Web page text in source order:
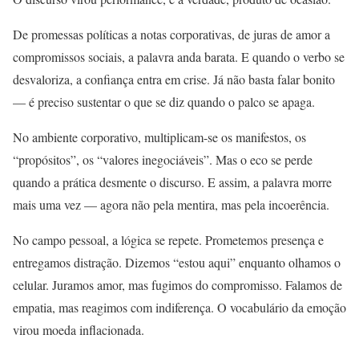
De promessas políticas a notas corporativas, de juras de amor a
compromissos sociais, a palavra anda barata. E quando o verbo se
desvaloriza, a confiança entra em crise. Já não basta falar bonito
— é preciso sustentar o que se diz quando o palco se apaga.
No ambiente corporativo, multiplicam-se os manifestos, os
“propósitos”, os “valores inegociáveis”. Mas o eco se perde
quando a prática desmente o discurso. E assim, a palavra morre
mais uma vez — agora não pela mentira, mas pela incoerência.
No campo pessoal, a lógica se repete. Prometemos presença e
entregamos distração. Dizemos “estou aqui” enquanto olhamos o
celular. Juramos amor, mas fugimos do compromisso. Falamos de
empatia, mas reagimos com indiferença. O vocabulário da emoção
virou moeda inflacionada.